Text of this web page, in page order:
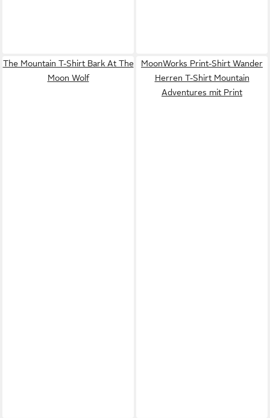
The Mountain T-Shirt Bark At The
Moon Wolf
MoonWorks Print-Shirt Wander
Herren T-Shirt Mountain
Adventures mit Print